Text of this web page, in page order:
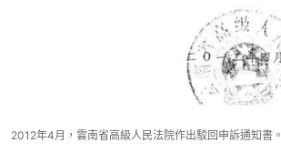
2012年4月，雲南省高級人民法院作出駁回申訴通知書。